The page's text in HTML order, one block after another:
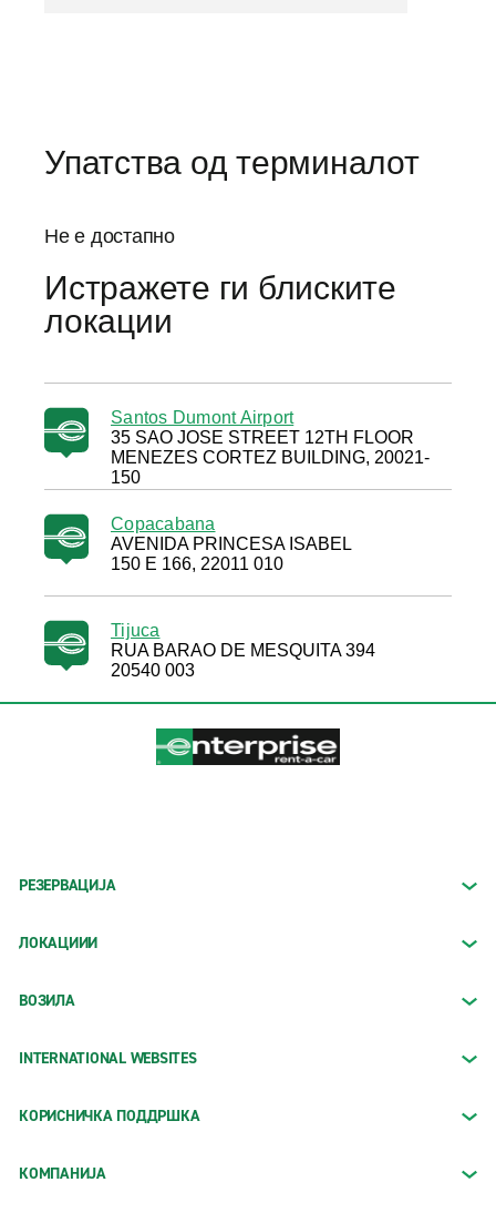
Упатства од терминалот
Не е достапно
Истражете ги блиските
локации
Santos Dumont Airport
35 SAO JOSE STREET 12TH FLOOR
MENEZES CORTEZ BUILDING, 20021-
150
Copacabana
AVENIDA PRINCESA ISABEL
150 E 166, 22011 010
Tijuca
RUA BARAO DE MESQUITA 394
20540 003
РЕЗЕРВАЦИЈА
ЛОКАЦИИИ
ВОЗИЛА
INTERNATIONAL WEBSITES
КОРИСНИЧКА ПОДДРШКА
КОМПАНИЈА